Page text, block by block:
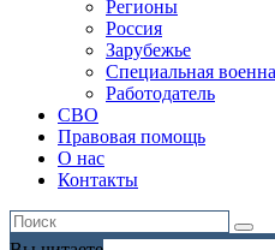
Регионы
Россия
Зарубежье
Специальная
Работодатель
СВО
Правовая помощь
О нас
Контакты